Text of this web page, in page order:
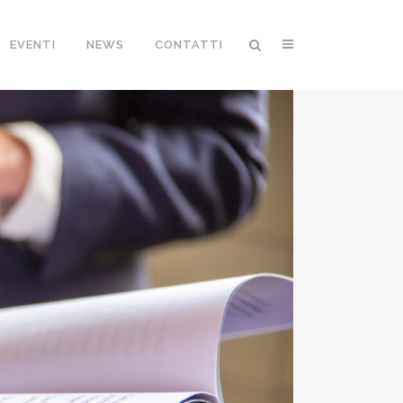
EVENTI NEWS CONTATTI
DEI